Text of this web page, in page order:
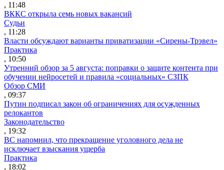
, 11:48
ВККС открыла семь новых вакансий
Судьи
, 11:28
Власти обсуждают варианты приватизации «Сирены-Трэвел»
Практика
, 10:50
Утренний обзор за 5 августа: поправки о защите контента при
обучении нейросетей и правила «социальных» СЗПК
Обзор СМИ
, 09:37
Путин подписал закон об ограничениях для осужденных
релокантов
Законодательство
, 19:32
ВС напомнил, что прекращение уголовного дела не
исключает взыскания ущерба
Практика
, 18:02